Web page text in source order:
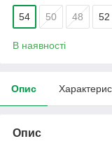
54 50 48 52
В наявності
Опис
Опис